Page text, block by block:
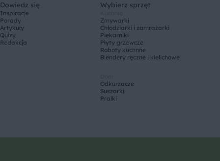
Dowiedz się
Inspiracje
Porady
Artykuły
Quizy
Redakcja
Wybierz sprzęt
Zmywarki
Chłodziarki i zamrażarki
Piekarniki
Płyty grzewcze
Roboty kuchnne
Blendery ręczne i kielichowe
Odkurzacze
Suszarki
Pralki